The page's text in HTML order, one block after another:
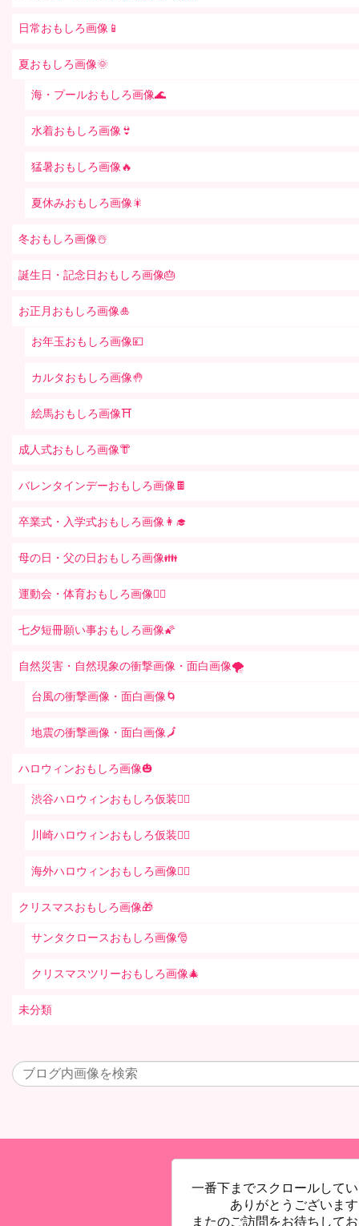
日常おもしろ画像📱
夏おもしろ画像🌞
海・プールおもしろ画像🌊
水着おもしろ画像👙
猛暑おもしろ画像🔥
夏休みおもしろ画像🎇
冬おもしろ画像☃️
誕生日・記念日おもしろ画像🎂
お正月おもしろ画像🎍
お年玉おもしろ画像💴
カルタおもしろ画像🤚
絵馬おもしろ画像⛩
成人式おもしろ画像👘
バレンタインデーおもしろ画像🍫
卒業式・入学式おもしろ画像👩‍🎓
母の日・父の日おもしろ画像👪
運動会・体育おもしろ画像🤸‍♂️
七夕短冊願い事おもしろ画像🌠
自然災害・自然現象の衝撃画像・面白画像🌪
台風の衝撃画像・面白画像🌀
地震の衝撃画像・面白画像🗾
ハロウィンおもしろ画像🎃
渋谷ハロウィンおもしろ仮装👯‍♂️
川崎ハロウィンおもしろ仮装🧞‍♀️
海外ハロウィンおもしろ画像🧛‍♂️
クリスマスおもしろ画像🎁
サンタクロースおもしろ画像🎅
クリスマスツリーおもしろ画像🎄
未分類
一番下までスクロールして
ありがとうございま
またのご訪問をお待ちして